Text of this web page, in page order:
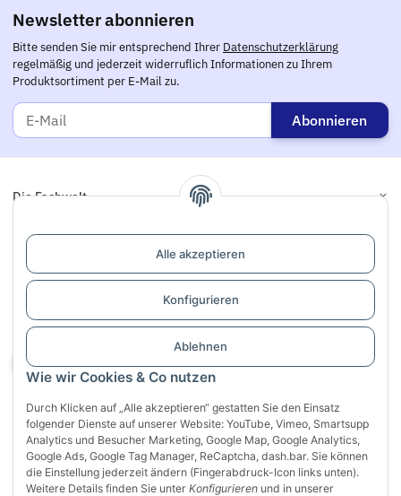
Wie wir Cookies & Co nutzen
Durch Klicken auf „Alle akzeptieren“ gestatten Sie den Einsatz
folgender Dienste auf unserer Website: YouTube, Vimeo, Smartsupp
Analytics und Besucher Marketing, Google Map, Google Analytics,
Google Ads, Google Tag Manager, ReCaptcha, dash.bar. Sie können
die Einstellung jederzeit ändern (Fingerabdruck-Icon links unten).
Weitere Details finden Sie unter Konfigurieren und in unserer
Alle akzeptieren
Konfigurieren
Ablehnen
Newsletter abonnieren
Bitte senden Sie mir entsprechend Ihrer Datenschutzerklärung
regelmäßig und jederzeit widerruflich Informationen zu Ihrem
Produktsortiment per E-Mail zu.
Abonnieren
Die Fachwelt
Informationen
Links
Support / Dialogaufnahme
Vertrag widerrufen